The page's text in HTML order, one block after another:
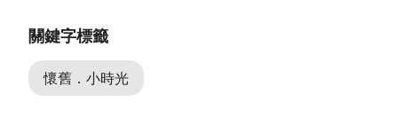
關鍵字標籤
懷舊．小時光